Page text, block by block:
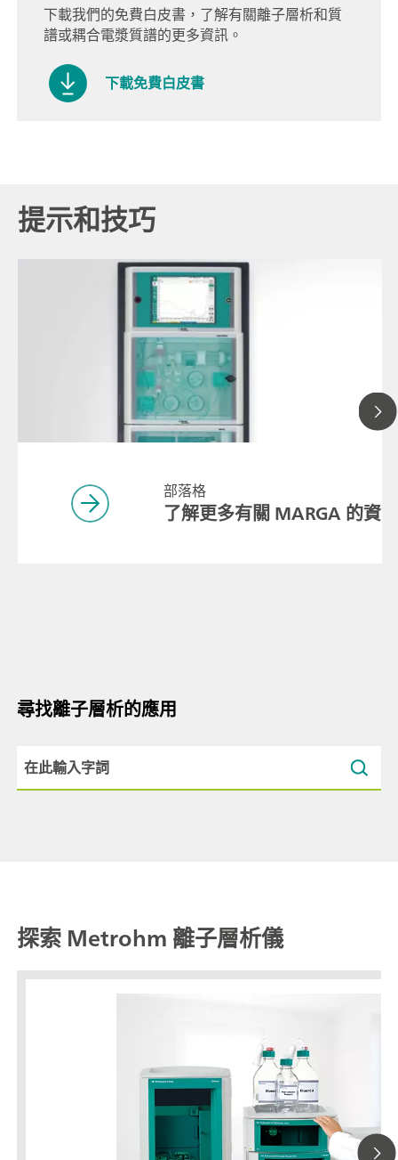
下載我們的免費白皮書，了解有關離子層析和質
譜或耦合電漿質譜的更多資訊。
下載免費白皮書
提示和技巧
部落格
了解更多有關 MARGA 的資訊
尋找離子層析的應用
探索 Metrohm 離子層析儀